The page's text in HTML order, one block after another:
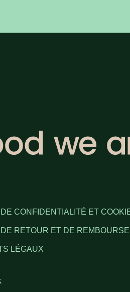
CONFIDENTIALITÉ ET
RETOUR ET DE
LÉGAUX